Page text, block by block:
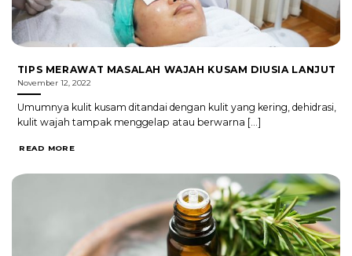
TIPS MERAWAT MASALAH WAJAH KUSAM DIUSIA LANJUT
November 12, 2022
Umumnya kulit kusam ditandai dengan kulit yang kering, dehidrasi,
kulit wajah tampak menggelap atau berwarna [...]
READ MORE